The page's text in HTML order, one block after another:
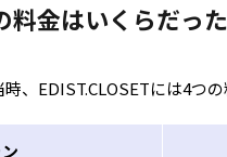
料金はいくらだっ
、EDIST.CLOSETには4つ